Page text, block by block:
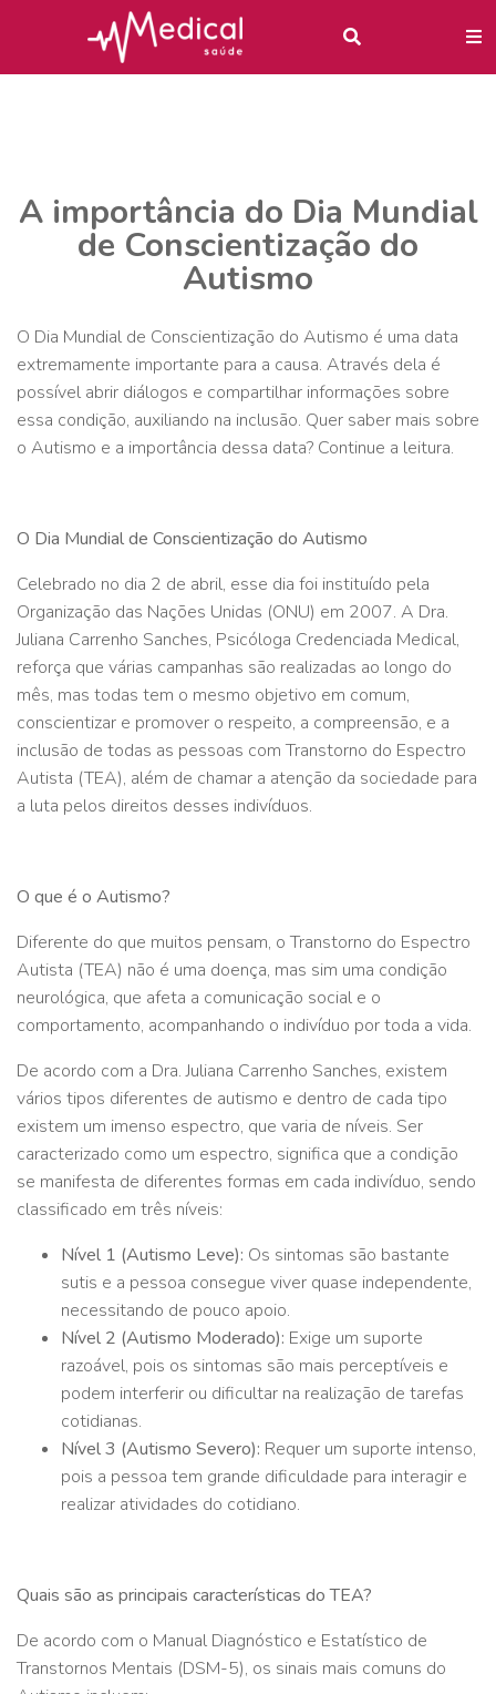
A importância do Dia Mundial
de Conscientização do
Autismo
O Dia Mundial de Conscientização do Autismo é uma data
extremamente importante para a causa. Através dela é
possível abrir diálogos e compartilhar informações sobre
essa condição, auxiliando na inclusão. Quer saber mais sobre
o Autismo e a importância dessa data? Continue a leitura.
O Dia Mundial de Conscientização do Autismo
Celebrado no dia 2 de abril, esse dia foi instituído pela
Organização das Nações Unidas (ONU) em 2007. A Dra.
Juliana Carrenho Sanches, Psicóloga Credenciada Medical,
reforça que várias campanhas são realizadas ao longo do
mês, mas todas tem o mesmo objetivo em comum,
conscientizar e promover o respeito, a compreensão, e a
inclusão de todas as pessoas com Transtorno do Espectro
Autista (TEA), além de chamar a atenção da sociedade para
a luta pelos direitos desses indivíduos.
O que é o Autismo?
Diferente do que muitos pensam, o Transtorno do Espectro
Autista (TEA) não é uma doença, mas sim uma condição
neurológica, que afeta a comunicação social e o
comportamento, acompanhando o indivíduo por toda a vida.
De acordo com a Dra. Juliana Carrenho Sanches, existem
vários tipos diferentes de autismo e dentro de cada tipo
existem um imenso espectro, que varia de níveis. Ser
caracterizado como um espectro, significa que a condição
se manifesta de diferentes formas em cada indivíduo, sendo
classificado em três níveis:
Nível 1 (Autismo Leve): Os sintomas são bastante
sutis e a pessoa consegue viver quase independente,
necessitando de pouco apoio.
Nível 2 (Autismo Moderado): Exige um suporte
razoável, pois os sintomas são mais perceptíveis e
podem interferir ou dificultar na realização de tarefas
cotidianas.
Nível 3 (Autismo Severo): Requer um suporte intenso,
pois a pessoa tem grande dificuldade para interagir e
realizar atividades do cotidiano.
Quais são as principais características do TEA?
De acordo com o Manual Diagnóstico e Estatístico de
Transtornos Mentais (DSM-5), os sinais mais comuns do